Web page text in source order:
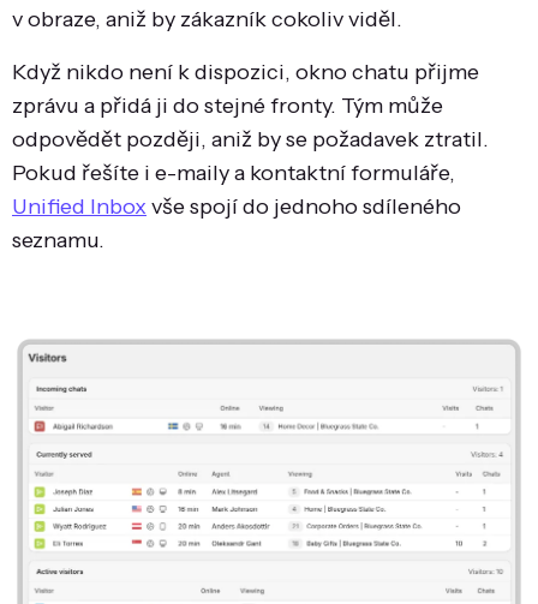
v obraze, aniž by zákazník cokoliv viděl.
Když nikdo není k dispozici, okno chatu přijme
zprávu a přidá ji do stejné fronty. Tým může
odpovědět později, aniž by se požadavek ztratil.
Pokud řešíte i e-maily a kontaktní formuláře,
Unified Inbox vše spojí do jednoho sdíleného
seznamu.